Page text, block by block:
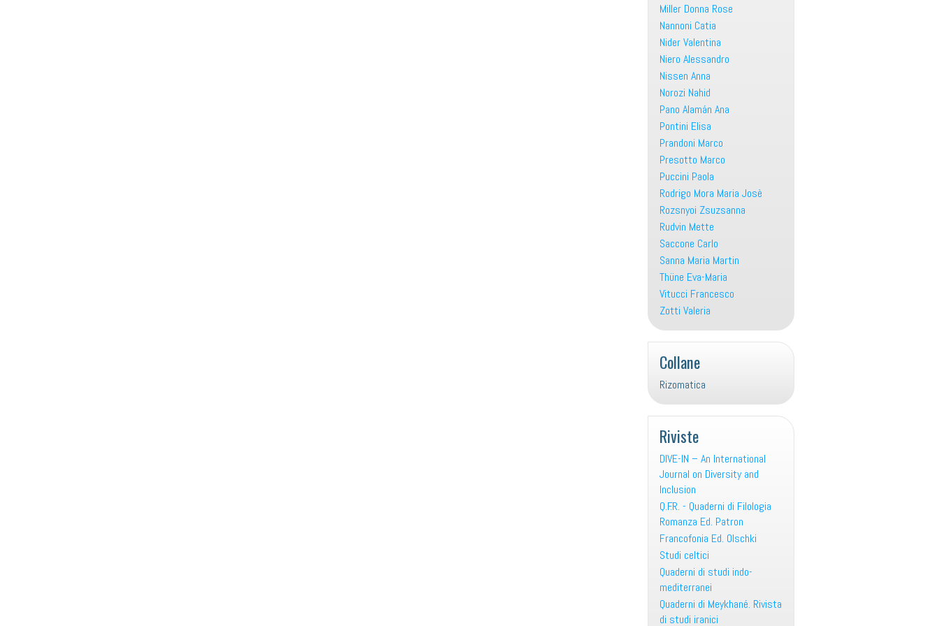
Miller Donna Rose
Nannoni Catia
Nider Valentina
Niero Alessandro
Nissen Anna
Norozi Nahid
Pano Alamán Ana
Pontini Elisa
Prandoni Marco
Presotto Marco
Puccini Paola
Rodrigo Mora Maria Josè
Rozsnyoi Zsuzsanna
Rudvin Mette
Saccone Carlo
Sanna Maria Martin
Thüne Eva-Maria
Vitucci Francesco
Zotti Valeria
Collane
Rizomatica
Riviste
DIVE-IN – An International
Journal on Diversity and
Inclusion
Q.F.R. - Quaderni di Filologia
Romanza Ed. Patron
Francofonia Ed. Olschki
Studi celtici
Quaderni di studi indo-
mediterranei
Quaderni di Meykhané. Rivista
di studi iranici